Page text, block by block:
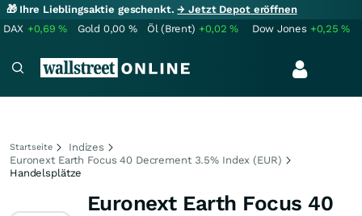
🎁 Ihre Lieblingsaktie geschenkt.→ Jetzt Depot eröffnen
DAX +0,69% Gold 0,00 % Öl (Brent) +0,02% Dow Jones +0,25%
Startseite
Indizes
Euronext Earth Focus 40 Decrement 3.5% Index (EUR)
Handelsplätze
Euronext Earth Focus 40